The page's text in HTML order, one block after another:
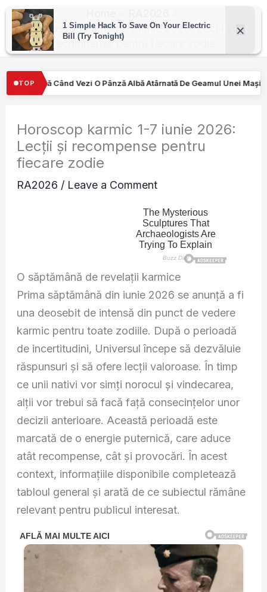
Skip
content
Horoscop karmic 1-7 iunie 2026: Lecții și
recompense pentru fiecare zodie
TOP
Albă Atârnată De Geamul Unei Mașini. Semnalul… Turiştilor
Horoscop karmic 1-7 iunie 2026:
Lecții și recompense pentru
fiecare zodie
RA2026 / Leave a Comment
O săptămână de revelații karmice
Prima săptămână din iunie 2026 se anunță a fi
una deosebit de intensă din punct de vedere
karmic pentru toate zodiile. După o perioadă
de incertitudini, Universul începe să dezvăluie
răspunsuri și să ofere lecții valoroase. În timp
ce unii nativi vor simți norocul și vindecarea,
alții vor trebui să facă față consecințelor unor
decizii anterioare. Această perioadă este
marcată de o energie puternică, care aduce
atât recompense, cât și provocări. În acest
context, informațiile disponibile completează
tabloul general și arată de ce subiectul rămâne
relevant pentru publicul interesat.